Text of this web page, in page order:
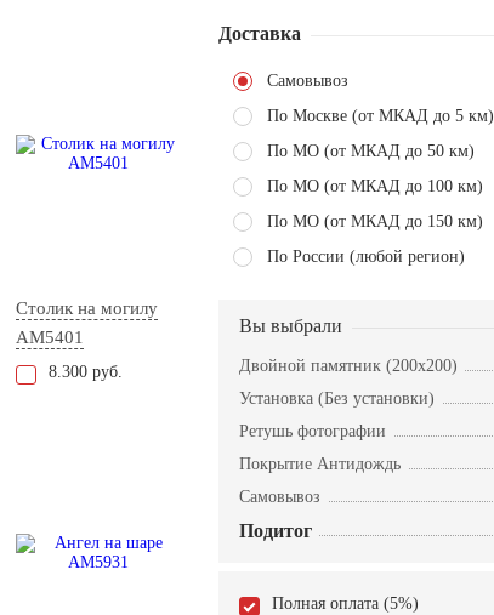
Столик на могилу
AM5401
8.300 руб.
Доставка
Самовывоз
По Москве (от МКАД до 5 км)
По МО (от МКАД до 50 км)
По МО (от МКАД до 100 км)
По МО (от МКАД до 150 км)
По России (любой регион)
Вы выбрали
Двойной памятник (200х200)
Установка (Без установки)
Ретушь фотографии
Покрытие Антидождь
Самовывоз
Подитог
Полная оплата (5%)